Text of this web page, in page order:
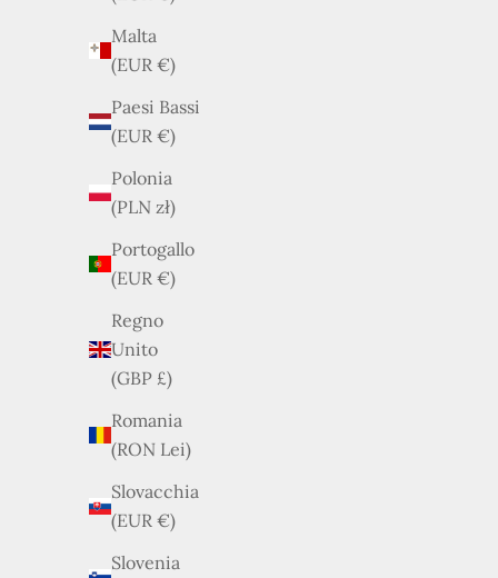
Malta
(EUR €)
Paesi Bassi
(EUR €)
Polonia
(PLN zł)
Portogallo
(EUR €)
Regno
Unito
(GBP £)
Romania
(RON Lei)
Slovacchia
(EUR €)
Slovenia
ESAURITO